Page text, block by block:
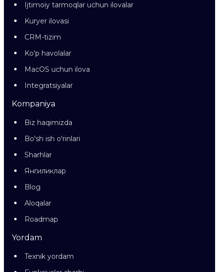
Ijtimoiy tarmoqlar uchun ilovalar
Kuryer ilovasi
CRM-tizim
Ko'p havolalar
MacOS uchun ilova
Integratsiyalar
Kompaniya
Biz haqimizda
Bo'sh ish o'rinlari
Sharhlar
Янгиликлар
Blog
Aloqalar
Roadmap
Yordam
Texnik yordam